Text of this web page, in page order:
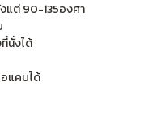
แต่ 90-135องศา
นั่งได้
แคบได้